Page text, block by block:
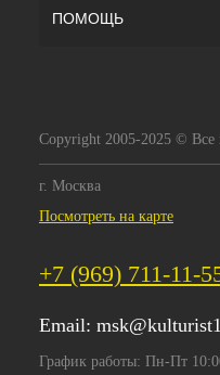
ПОМОЩЬ
Copyright 2005-2025 ©
г. Москва
Посмотреть на карте
+7 (969) 711-11-
Email:
График работы: Пн-Пт